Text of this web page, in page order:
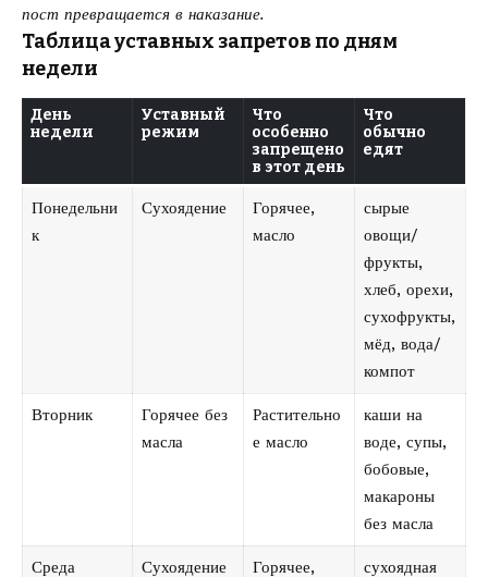
пост превращается в наказание.
Таблица уставных запретов по дням
недели
День
недели
Уставный
режим
Что
особенно
запрещено
в этот день
Что
обычно
едят
Понедельни
к
Сухоядение
Горячее,
масло
сырые
овощи/
фрукты,
хлеб, орехи,
сухофрукты,
мёд, вода/
компот
Вторник
Горячее без
масла
Растительно
е масло
каши на
воде, супы,
бобовые,
макароны
без масла
Среда Сухоядение
Горячее,
сухоядная